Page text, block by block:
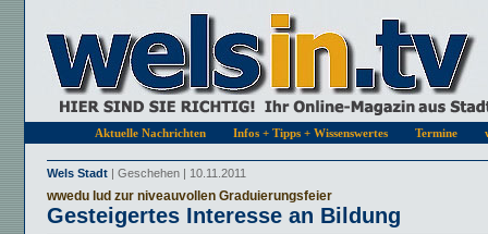
Aktuelle Nachrichten Infos + Tipps + Wissenswertes Termine
Wels Stadt | Geschehen | 10.11.2011
wwedu lud zur niveauvollen Graduierungsfeier
Gesteigertes Interesse an Bildung